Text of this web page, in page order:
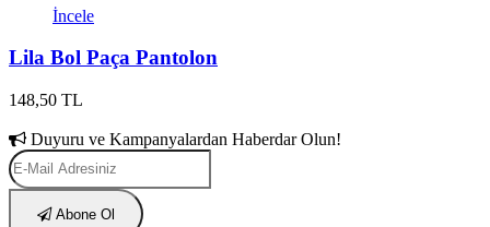
İncele
Lila Bol Paça Pantolon
148,50 TL
Duyuru ve Kampanyalardan Haberdar Olun!
Abone Ol